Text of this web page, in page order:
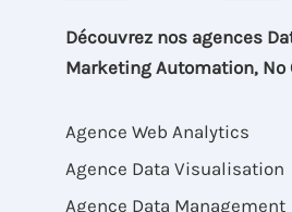
Découvrez nos agences
Marketing Automation, No
Agence Web Analytics
Agence Data Visualisation
Agence Data Management